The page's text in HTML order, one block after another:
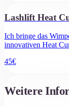
Lashlift Heat
​Ich bringe das
innovativen Heat
45€
Weitere